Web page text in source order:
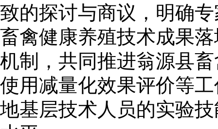
致的探讨与商议，明确
畜禽健康养殖技术成果
机制，共同推进翁源县
使用减量化效果评价等
地基层技术人员的实验